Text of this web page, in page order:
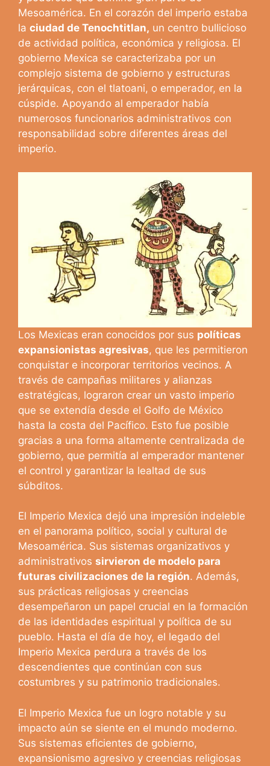
Mesoamérica. En el corazón del imperio estaba
la ciudad de Tenochtitlan, un centro bullicioso
de actividad política, económica y religiosa. El
gobierno Mexica se caracterizaba por un
complejo sistema de gobierno y estructuras
jerárquicas, con el tlatoani, o emperador, en la
cúspide. Apoyando al emperador había
numerosos funcionarios administrativos con
responsabilidad sobre diferentes áreas del
imperio.
Los Mexicas eran conocidos por sus políticas
expansionistas agresivas, que les permitieron
conquistar e incorporar territorios vecinos. A
través de campañas militares y alianzas
estratégicas, lograron crear un vasto imperio
que se extendía desde el Golfo de México
hasta la costa del Pacífico. Esto fue posible
gracias a una forma altamente centralizada de
gobierno, que permitía al emperador mantener
el control y garantizar la lealtad de sus
súbditos.
El Imperio Mexica dejó una impresión indeleble
en el panorama político, social y cultural de
Mesoamérica. Sus sistemas organizativos y
administrativos sirvieron de modelo para
futuras civilizaciones de la región. Además,
sus prácticas religiosas y creencias
desempeñaron un papel crucial en la formación
de las identidades espiritual y política de su
pueblo. Hasta el día de hoy, el legado del
Imperio Mexica perdura a través de los
descendientes que continúan con sus
costumbres y su patrimonio tradicionales.
El Imperio Mexica fue un logro notable y su
impacto aún se siente en el mundo moderno.
Sus sistemas eficientes de gobierno,
expansionismo agresivo y creencias religiosas